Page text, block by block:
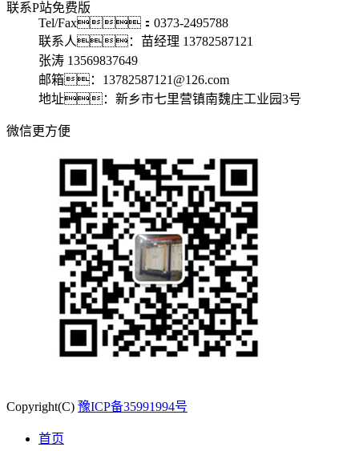
联系P站免费版
Tel/Fax：0373-2495788
联系人：苗经理 13782587121
张涛 13569837649
邮箱：13782587121@126.com
地址：新乡市七里营镇南魏庄工业园3号
微信更方便
Copyright(C) 豫ICP备35991994号
首页